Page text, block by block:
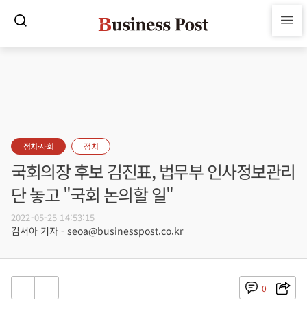
정치·사회 정치
국회의장 후보 김진표, 법무부 인사정보관리
단 놓고 "국회 논의할 일"
2022-05-25 14:53:15
김서아 기자 - seoa@businesspost.co.kr
0